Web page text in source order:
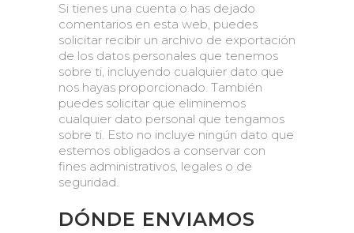
Si tienes una cuenta o has dejado
comentarios en esta web, puedes
solicitar recibir un archivo de exportación
de los datos personales que tenemos
sobre ti, incluyendo cualquier dato que
nos hayas proporcionado. También
puedes solicitar que eliminemos
cualquier dato personal que tengamos
sobre ti. Esto no incluye ningún dato que
estemos obligados a conservar con
fines administrativos, legales o de
seguridad.
DÓNDE ENVIAMOS